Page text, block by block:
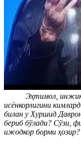
Эҳтимол,
исёнкорлигини
билан у Хуршид
бериб бўлади? Сўзи,
ижодкор борми